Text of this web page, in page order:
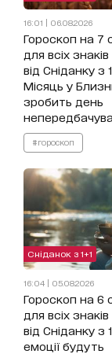
16:01 | 06.08.2026
Гороскоп на 7
для всіх
від Сніданку з
Місяць у
зробить день
#гороскоп
Сніданок з 1+1
16:04 | 05.08.2026
Гороскоп на 6
для всіх
від Сніданку з
емоції будуть